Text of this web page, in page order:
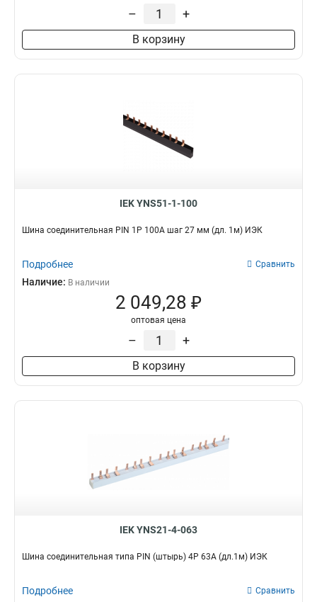
– +
В корзину
IEK YNS51-1-100
Шина соединительная PIN 1Р 100А шаг 27 мм (дл. 1м) ИЭК
Подробнее Сравнить
Наличие: В наличии
2 049,28 ₽
оптовая цена
– +
В корзину
IEK YNS21-4-063
Шина соединительная типа PIN (штырь) 4Р 63А (дл.1м) ИЭК
Подробнее Сравнить